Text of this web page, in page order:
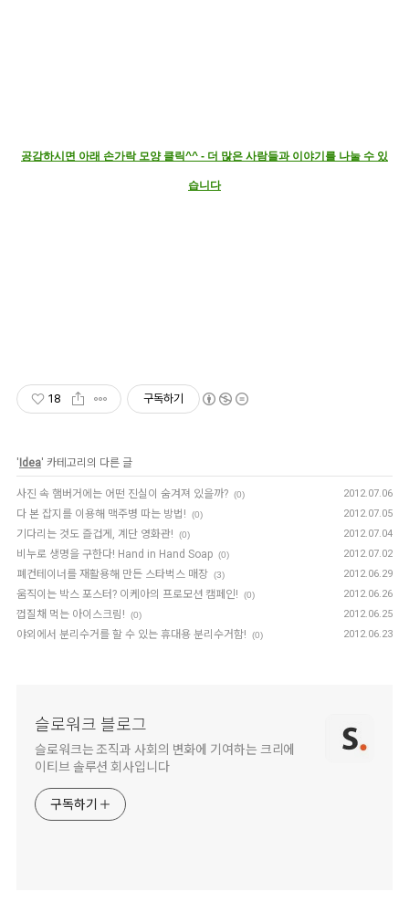
공감하시면 아래 손가락 모양 클릭^^ - 더 많은 사람들과 이야기를 나눌 수 있
습니다
18 구독하기
' Idea' 카테고리의 다른 글
사진 속 햄버거에는 어떤 진실이 숨겨져 있을까? (0) 2012.07.06
다 본 잡지를 이용해 맥주병 따는 방법! (0) 2012.07.05
기다리는 것도 즐겁게, 계단 영화관! (0) 2012.07.04
비누로 생명을 구한다! Hand in Hand Soap (0) 2012.07.02
폐컨테이너를 재활용해 만든 스타벅스 매장 (3) 2012.06.29
움직이는 박스 포스터? 이케아의 프로모션 캠페인! (0) 2012.06.26
껍질채 먹는 아이스크림! (0) 2012.06.25
야외에서 분리수거를 할 수 있는 휴대용 분리수거함! (0) 2012.06.23
슬로워크 블로그
슬로워크는 조직과 사회의 변화에 기여하는 크리에
이티브 솔루션 회사입니다
구독하기